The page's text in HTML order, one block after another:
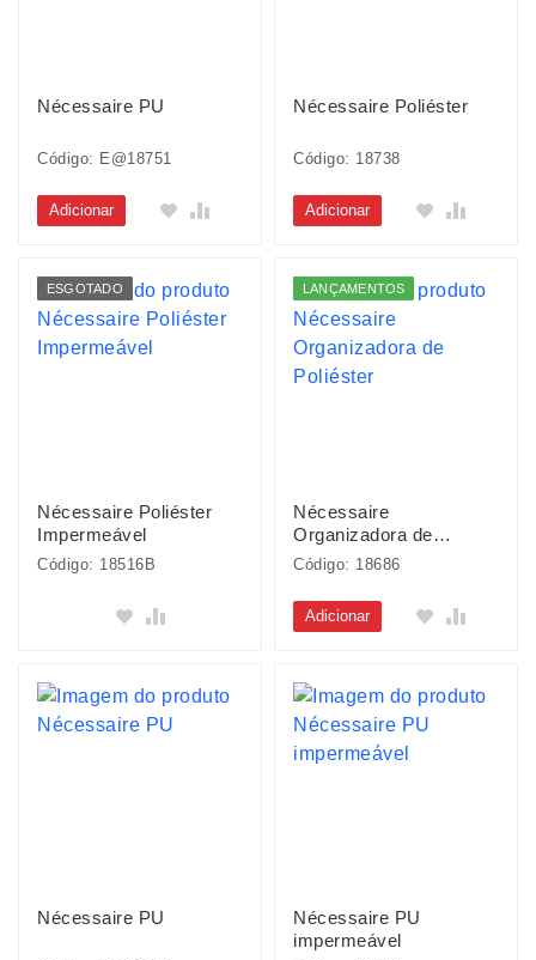
Nécessaire PU
Código: E@18751
Adicionar
Nécessaire Poliéster
Código: 18738
Adicionar
ESGOTADO
Nécessaire Poliéster
Impermeável
Código: 18516B
LANÇAMENTOS
Nécessaire
Organizadora de
Poliéster
Código: 18686
Adicionar
Nécessaire PU
Nécessaire PU
impermeável